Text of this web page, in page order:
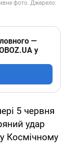
—
у
5 червня
удар
у Космічному